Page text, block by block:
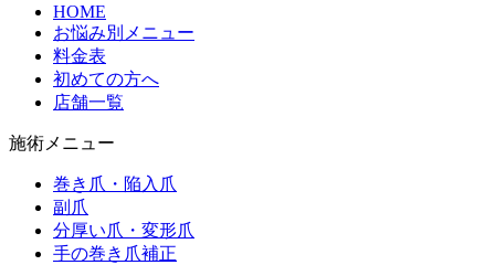
HOME
お悩み別メニュー
料金表
初めての方へ
店舗一覧
施術メニュー
巻き爪・陥入爪
副爪
分厚い爪・変形爪
手の巻き爪補正